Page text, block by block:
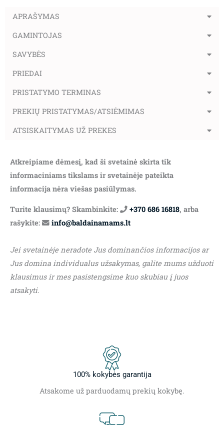
APRAŠYMAS
GAMINTOJAS
SAVYBĖS
PRIEDAI
PRISTATYMO TERMINAS
PREKIŲ PRISTATYMAS/ATSIĖMIMAS
ATSISKAITYMAS UŽ PREKES
Atkreipiame dėmesį, kad ši svetainė skirta tik
informaciniams tikslams ir svetainėje pateikta
informacija nėra viešas pasiūlymas.
Turite klausimų? Skambinkite: +370 686 16818, arba
rašykite:
info@baldainamams.lt
Jei svetainėje neradote Jus dominančios informacijos ar
Jus domina individualus užsakymas, galite mums užduoti
klausimus ir mes pasistengsime kuo skubiau į juos
atsakyti.
100% kokybės garantija
Atsakome už parduodamų prekių kokybę.